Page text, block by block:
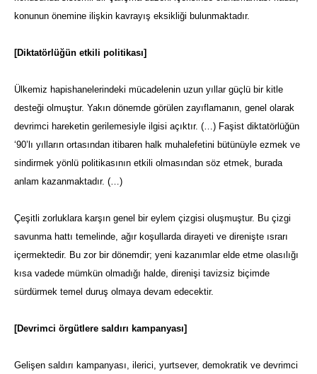
konunun önemine ilişkin kavrayış eksikliği bulunmaktadır.
[Diktatörlüğün etkili politikası]
Ülkemiz hapishanelerindeki mücadelenin uzun yıllar güçlü bir kitle
desteği olmuştur. Yakın dönemde görülen zayıflamanın, genel olarak
devrimci hareketin gerilemesiyle ilgisi açıktır. (…) Faşist diktatörlüğün
‘90’lı yılların ortasından itibaren halk muhalefetini bütünüyle ezmek ve
sindirmek yönlü politikasının etkili olmasından söz etmek, burada
anlam kazanmaktadır. (…)
Çeşitli zorluklara karşın genel bir eylem çizgisi oluşmuştur. Bu çizgi
savunma hattı temelinde, ağır koşullarda dirayeti ve direnişte ısrarı
içermektedir. Bu zor bir dönemdir; yeni kazanımlar elde etme olasılığı
kısa vadede mümkün olmadığı halde, direnişi tavizsiz biçimde
sürdürmek temel duruş olmaya devam edecektir.
[Devrimci örgütlere saldırı kampanyası]
Gelişen saldırı kampanyası, ilerici, yurtsever, demokratik ve devrimci